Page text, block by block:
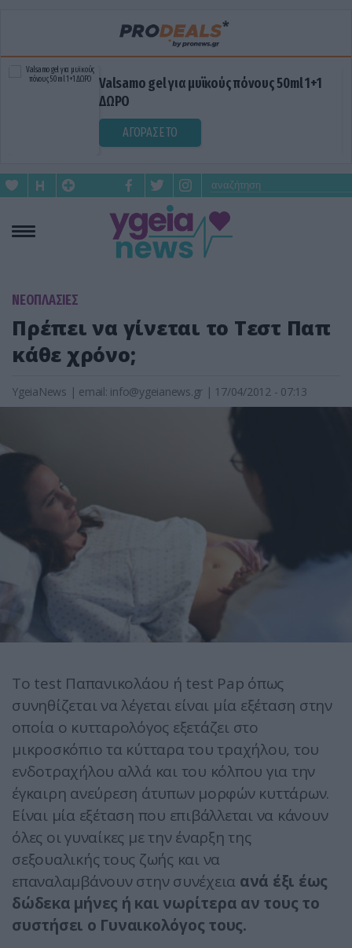
Valsamo gel για μυϊκούς πόνους 50ml 1+1
ΔΩΡΟ
ΑΓΟΡΑΣΕ ΤΟ
ΝΕΟΠΛΑΣΙΕΣ
Πρέπει να γίνεται το Τεστ Παπ
κάθε χρόνο;
YgeiaNews | email: info@ygeianews.gr | 17/04/2012 - 07:13
Τo test Παπανικολάου ή test Pap όπως
συνηθίζεται να λέγεται είναι μία εξέταση στην
οποία ο κυτταρολόγος εξετάζει στο
μικροσκόπιο τα κύτταρα του τραχήλου, του
ενδοτραχήλου αλλά και του κόλπου για την
έγκαιρη ανεύρεση άτυπων μορφών κυττάρων.
Είναι μία εξέταση που επιβάλλεται να κάνουν
όλες οι γυναίκες με την έναρξη της
σεξουαλικής τους ζωής και να
επαναλαμβάνουν στην συνέχεια ανά έξι έως
δώδεκα μήνες ή και νωρίτερα αν τους το
συστήσει ο Γυναικολόγος τους.